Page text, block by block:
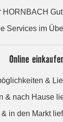
HORNBACH
Services im
Online
&
& nach Hause
& in den Markt